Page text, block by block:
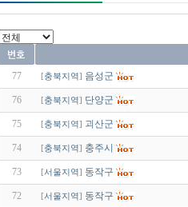
77 [충북지역] 음성군
76 [충북지역] 단양군
75 [충북지역] 괴산군
74 [충북지역] 충주시
73 [서울지역] 동작구
72 [서울지역] 동작구